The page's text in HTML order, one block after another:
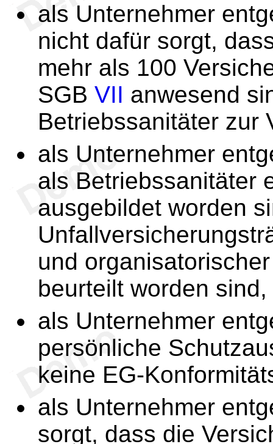
als Unternehmer
nicht dafür sorgt,
mehr als 100
SGB VII anwesend
Betriebssanitäter zur
als Unternehmer
als Betriebssanitäter
ausgebildet worden
und
beurteilt worden sind,
als Unternehmer
persönliche
keine EG-
als Unternehmer
sorgt, dass die